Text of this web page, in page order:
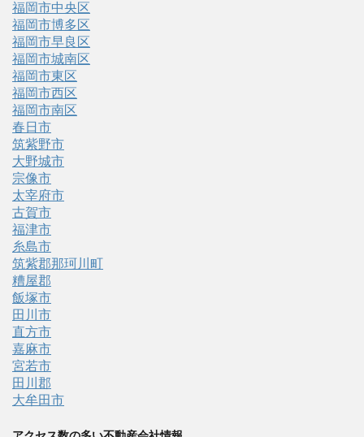
福岡市中央区
福岡市博多区
福岡市早良区
福岡市城南区
福岡市東区
福岡市西区
福岡市南区
春日市
筑紫野市
大野城市
宗像市
太宰府市
古賀市
福津市
糸島市
筑紫郡那珂川町
糟屋郡
飯塚市
田川市
直方市
嘉麻市
宮若市
田川郡
大牟田市